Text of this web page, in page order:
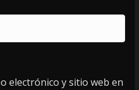
electrónico y sitio web en